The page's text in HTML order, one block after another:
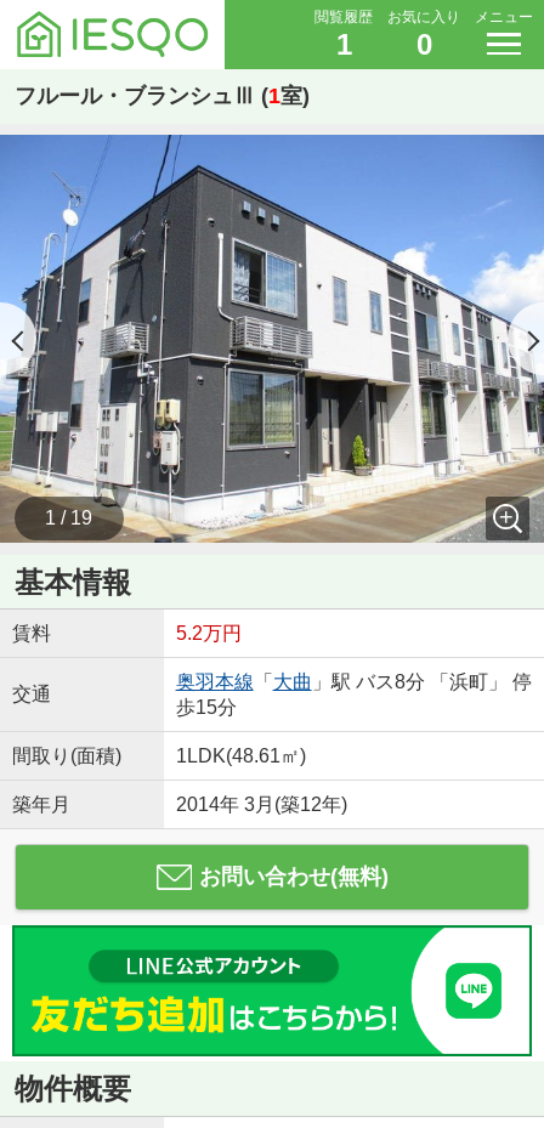
閲覧履歴
1
お気に入り
0
メニュー
フルール・ブランシュⅢ (1室)
1 / 19
基本情報
賃料 5.2万円
交通
奥羽本線 「 大曲 」駅 バス8分 「浜町」 停
歩15分
間取り(面積) 1LDK(48.61㎡)
築年月 2014年 3月(築12年)
お問い合わせ(無料)
物件概要